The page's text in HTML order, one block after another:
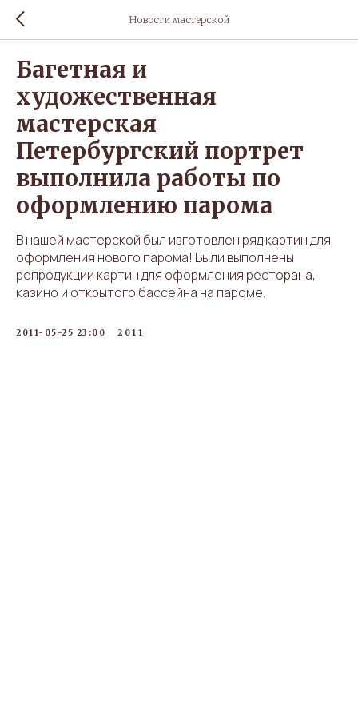
Новости мастерской
Багетная и
художественная
мастерская
Петербургский портрет
выполнила работы по
оформлению парома
В нашей мастерской был изготовлен ряд картин для
оформления нового парома! Были выполнены
репродукции картин для оформления ресторана,
казино и открытого бассейна на пароме.
2011-05-25 23:00 2011